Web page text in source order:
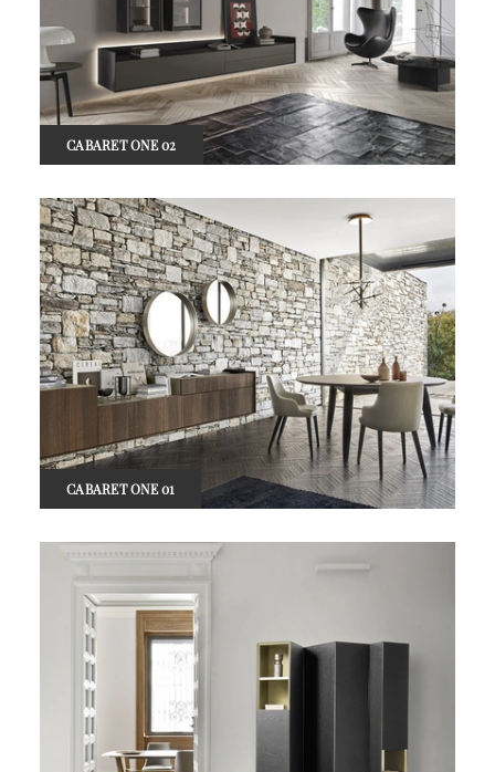
CABARET ONE 02
CABARET ONE 01